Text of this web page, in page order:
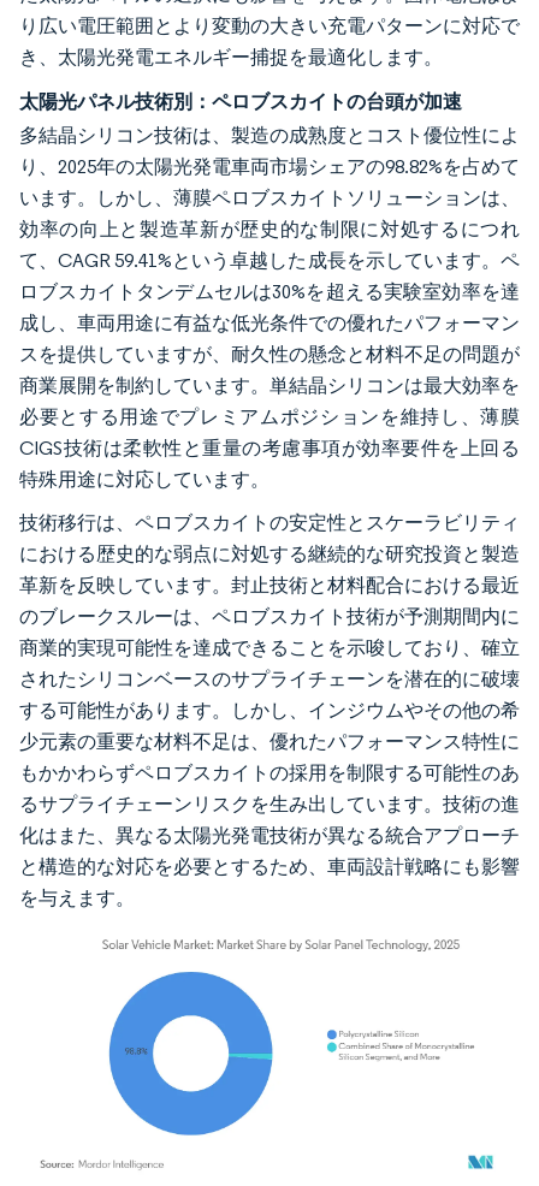
り広い電圧範囲とより変動の大きい充電パターンに対応で
き、太陽光発電エネルギー捕捉を最適化します。
太陽光パネル技術別：ペロブスカイトの台頭が加速
多結晶シリコン技術は、製造の成熟度とコスト優位性によ
り、2025年の太陽光発電車両市場シェアの98.82%を占めて
います。しかし、薄膜ペロブスカイトソリューションは、
効率の向上と製造革新が歴史的な制限に対処するにつれ
て、CAGR 59.41%という卓越した成長を示しています。ペ
ロブスカイトタンデムセルは30%を超える実験室効率を達
成し、車両用途に有益な低光条件での優れたパフォーマン
スを提供していますが、耐久性の懸念と材料不足の問題が
商業展開を制約しています。単結晶シリコンは最大効率を
必要とする用途でプレミアムポジションを維持し、薄膜
CIGS技術は柔軟性と重量の考慮事項が効率要件を上回る
特殊用途に対応しています。
技術移行は、ペロブスカイトの安定性とスケーラビリティ
における歴史的な弱点に対処する継続的な研究投資と製造
革新を反映しています。封止技術と材料配合における最近
のブレークスルーは、ペロブスカイト技術が予測期間内に
商業的実現可能性を達成できることを示唆しており、確立
されたシリコンベースのサプライチェーンを潜在的に破壊
する可能性があります。しかし、インジウムやその他の希
少元素の重要な材料不足は、優れたパフォーマンス特性に
もかかわらずペロブスカイトの採用を制限する可能性のあ
るサプライチェーンリスクを生み出しています。技術の進
化はまた、異なる太陽光発電技術が異なる統合アプローチ
と構造的な対応を必要とするため、車両設計戦略にも影響
を与えます。